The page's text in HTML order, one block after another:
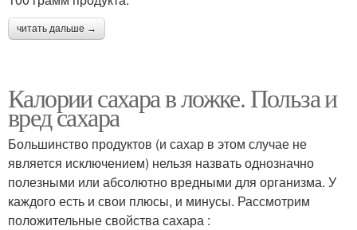
читать дальше →
Калории сахара в ложке. Польза и
вред сахара
Большинство продуктов (и сахар в этом случае не
является исключением) нельзя назвать однозначно
полезными или абсолютно вредными для организма. У
каждого есть и свои плюсы, и минусы. Рассмотрим
положительные свойства сахара :